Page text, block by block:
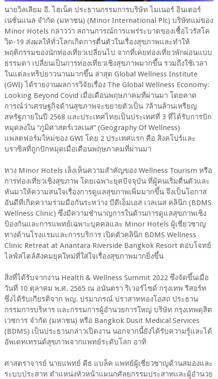
นายวิลเลียม อี. ไฮเน็ค ประธานกรรมการบริษัท ไมเนอร์ อินเตอร์
เนชั่นแนล จำกัด (มหาชน) (Minor International Plc) บริษัทแม่ของ
Minor Hotels กล่าวว่า สถานการณ์การแพร่ระบาดของเชื้อไวรัสโค
วิด-19 ส่งผลให้ทั่วโลกเกิดการตื่นตัวในเรื่องสุขภาพและทำให้
พฤติกรรมของนักท่องเที่ยวเปลี่ยนไป จากที่เคยท่องเที่ยวพักผ่อนแบบ
ธรรมดา เปลี่ยนเป็นการท่องเที่ยวเชิงสุขภาพมากขึ้น รวมถึงใช้เวลา
ในแต่ละทริปยาวนานมากขึ้น ล่าสุด Global Wellness Institute
(GWI) ได้รายงานผลการวิจัยเรื่อง The Global Wellness Economy:
Looking Beyond Covid เมื่อเดือนพฤษภาคมที่ผ่านมา โดยคาด
การณ์ว่าเศรษฐกิจด้านสุขภาพจะขยายตัวเป็น 7ล้านล้านเหรียญ
สหรัฐภายในปี 2568 และประเทศไทยเป็นประเทศที่ 3 ที่ได้รับการปัก
หมุดลงใน “ภูมิศาสตร์เวลเนส” (Geography Of Wellness)
แพลตฟอร์มใหม่ของ GWI โดย 2 ประเทศแรก คือ สิงคโปร์และ
บราซิลที่ถูกปักหมุดเมื่อเดือนพฤษภาคมที่ผ่านมา
ทาง Minor Hotels เล็งเห็นความสำคัญของ Wellness Tourism หรือ
การท่องเที่ยวเชิงสุขภาพ โดยเฉพาะยุคปัจจุบัน ที่ผู้คนเริ่มตื่นตัวและ
หันมาให้ความสนใจเรื่องการดูแลสุขภาพเพิ่มมากขึ้น จึงเป็นโอกาส
อันดีที่เกิดความร่วมมือกันระหว่าง บีดีเอ็มเอส เวลเนส คลินิก (BDMS
Wellness Clinic) ซึ่งมีความชำนาญการในด้านการดูแลสุขภาพเชิง
ป้องกันและการแพทย์เฉพาะบุคคลและ Minor Hotels ผู้เชี่ยวชาญ
ทางด้านโรงแรมและการบริการ เปิดตัวคลินิก BDMS Wellness
Clinic Retreat at Anantara Riverside Bangkok Resort ตอบโจทย์
ไลฟ์สไตล์สังคมยุคใหม่ที่ใส่ใจเรื่องสุขภาพมากยิ่งขึ้น
สิ่งที่ได้รับจากงาน Health & Wellness Summit 2022 ซึ่งจัดขึ้นเมื่อ
วันที่ 10 ตุลาคม พ.ศ. 2565 ณ อนันตรา ริเวอร์ไซด์ กรุงเทพ รีสอร์ท
ซึ่งได้รับเกียรติจาก พญ. ปรมาภรณ์ ปราสาททองโอสถ ประธาน
กรรมการบริหาร และกรรมการผู้อำนวยการใหญ่ บริษัท กรุงเทพดุสิต
เวชการ จำกัด (มหาชน) หรือ Bangkok Dusit Medical Services
(BDMS) เป็นประธานกล่าวเปิดงาน นอกจากนี้ยังได้รับความรู้และได้
อัพเดทเทรนด์สุขภาพจากแพทย์ระดับโลก อาทิ
ศาสตราจารย์ นายแพทย์ คีธ แบล็ค แพทย์ผู้เชี่ยวชาญด้านสมองและ
ระบบประสาท ตำแหน่งหัวหน้าแผนกศัลยกรรมประสาทและผู้อำนวย